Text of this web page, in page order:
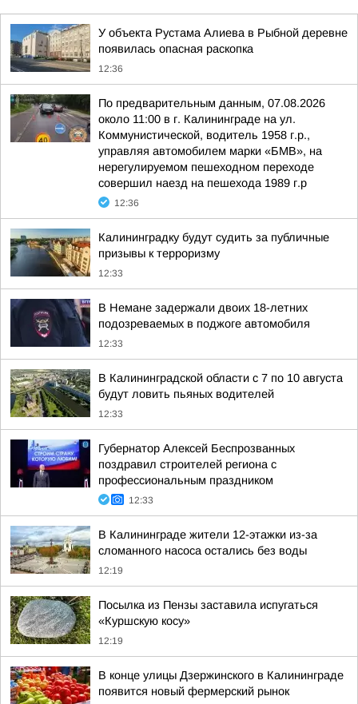
У объекта Рустама Алиева в Рыбной деревне
появилась опасная раскопка
12:36
По предварительным данным, 07.08.2026
около 11:00 в г. Калининграде на ул.
Коммунистической, водитель 1958 г.р.,
управляя автомобилем марки «БМВ», на
нерегулируемом пешеходном переходе
совершил наезд на пешехода 1989 г.р
12:36
Калининградку будут судить за публичные
призывы к терроризму
12:33
В Немане задержали двоих 18-летних
подозреваемых в поджоге автомобиля
12:33
В Калининградской области с 7 по 10 августа
будут ловить пьяных водителей
12:33
Губернатор Алексей Беспрозванных
поздравил строителей региона с
профессиональным праздником
12:33
В Калининграде жители 12-этажки из-за
сломанного насоса остались без воды
12:19
Посылка из Пензы заставила испугаться
«Куршскую косу»
12:19
В конце улицы Дзержинского в Калининграде
появится новый фермерский рынок